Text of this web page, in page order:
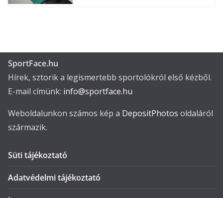
SportFace.hu
Hírek, sztorik a legismertebb sportolókról első kézből.
E-mail címünk: info@sportface.hu
Weboldalunkon számos kép a DepositPhotos oldaláról
származik.
Süti tájékoztató
Adatvédelmi tájékoztató